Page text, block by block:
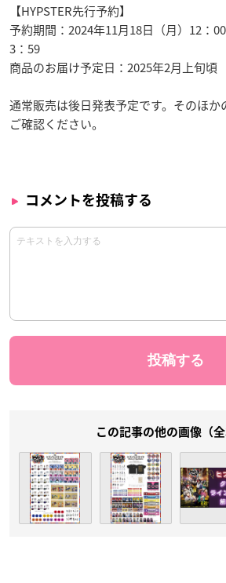
【HYPSTER先行予約】
予約期間：2024年11月18日（月）12：
3：59
商品のお届け予定日：2025年2月上旬頃
通常販売は後日発表予定です。そのほか
ご確認ください。
コメントを投稿する
この記事の他の画像（全